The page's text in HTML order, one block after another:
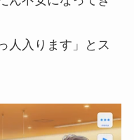
人入ります」とス